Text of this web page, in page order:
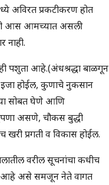
अविरत प्रकटीकरण होत
आस आमच्यात असली
नाही.
ही पशुता आहे.(अंधश्रद्धा बाळगून
इजा होईल, कुणाचे नुकसान
सोबत घेणे आणि
असणे, चौकस बुद्धी
प्रगती व विकास होईल.
वरील सूचनांचा कधीच
आहे असे समजून नेते वागत